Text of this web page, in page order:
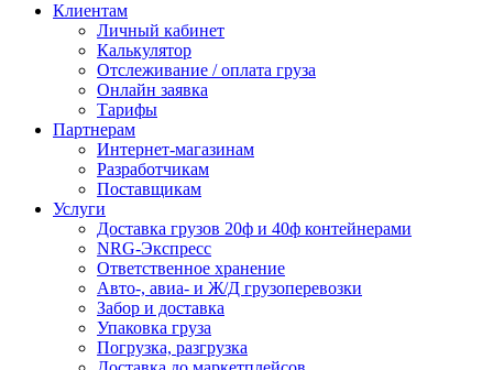
Клиентам
Личный кабинет
Калькулятор
Отслеживание / оплата груза
Онлайн заявка
Тарифы
Партнерам
Интернет-магазинам
Разработчикам
Поставщикам
Услуги
Доставка грузов 20ф и 40ф контейнерами
NRG-Экспресс
Ответственное хранение
Авто-, авиа- и Ж/Д грузоперевозки
Забор и доставка
Упаковка груза
Погрузка, разгрузка